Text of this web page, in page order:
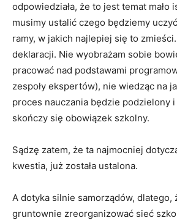
odpowiedziała, że to jest temat mało
musimy ustalić czego będziemy
ramy, w jakich najlepiej się to
deklaracji. Nie wyobrażam sobie
pracować nad podstawami
zespoły ekspertów), nie wiedząc na
proces nauczania będzie podzielony
skończy się obowiązek szkolny.
Sądzę zatem, że ta najmocniej
kwestia, już została ustalona.
A dotyka silnie samorządów, dlatego,
gruntownie zreorganizować sieć